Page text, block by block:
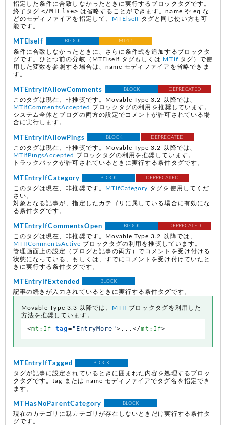
指定した条件に合致しなかったときに実行するブロックタグです。
終了タグ</MTElse> は省略することができます。name や eq な
どのモディファイアを指定して、
MTElseIf タグと同じ使い方も可
能です。
MTElseIf BLOCK MT4.1
条件に合致しなかったときに、さらに条件式を追加するブロックタ
グです。ひとつ前の分岐（MTElseIf タグもしくは
MTIf タグ）で使
用した変数を参照する場合は、name モディファイアを省略できま
す。
MTEntryIfAllowComments BLOCK DEPRECATED
このタグは現在、非推奨です。Movable Type 3.2 以降では、
MTIfCommentsAccepted
ブロックタグの利用を推奨しています。
システム全体とブログの両方の設定でコメントが許可されている場
合に実行します。
MTEntryIfAllowPings BLOCK DEPRECATED
このタグは現在、非推奨です。Movable Type 3.2 以降では、
MTIfPingsAccepted
ブロックタグの利用を推奨しています。
トラックバックが許可されているときに実行する条件タグです。
MTEntryIfCategory BLOCK DEPRECATED
このタグは現在、非推奨です。 MTIfCategory タグを使用してくだ
さい。
対象となる記事が、指定したカテゴリに属している場合に有効にな
る条件タグです。
MTEntryIfCommentsOpen BLOCK DEPRECATED
このタグは現在、非推奨です。Movable Type 3.2 以降では、
MTIfCommentsActive ブロックタグの利用を推奨しています。
管理画面上の設定（ブログと記事の両方）でコメントを受け付ける
状態になっている、もしくは、すでにコメントを受け付けていたと
きに実行する条件タグです。
MTEntryIfExtended BLOCK
記事の続きが入力されているときに実行する条件タグです。
Movable Type 3.3 以降では、 MTIf ブロックタグを利用した
方法を推奨しています。
<mt:If tag= "EntryMore"> ...</mt:If>
MTEntryIfTagged BLOCK
タグが記事に設定されているときに囲まれた内容を処理するブロッ
クタグです。tag または name モディファイアでタグ名を指定でき
ます。
MTHasNoParentCategory BLOCK
現在のカテゴリに親カテゴリが存在しないときだけ実行する条件タ
グです。